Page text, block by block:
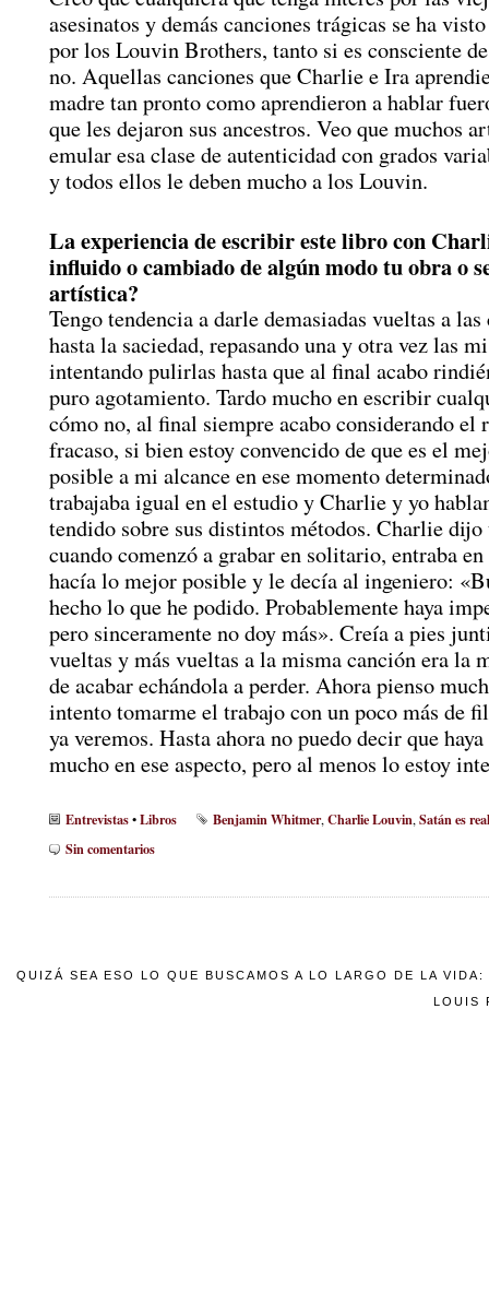
asesinatos y demás canciones trágicas se ha
por los Louvin Brothers, tanto si es consciente
no. Aquellas canciones que Charlie e Ira
madre tan pronto como aprendieron a hablar
que les dejaron sus ancestros. Veo que muchos
emular esa clase de autenticidad con grados
y todos ellos le deben mucho a los Louvin.
La experiencia de escribir este libro con
influido o cambiado de algún modo tu obra o
artística?
Tengo tendencia a darle demasiadas vueltas a las
hasta la saciedad, repasando una y otra vez las
intentando pulirlas hasta que al final acabo
puro agotamiento. Tardo mucho en escribir
cómo no, al final siempre acabo considerando el
fracaso, si bien estoy convencido de que es el
posible a mi alcance en ese momento
trabajaba igual en el estudio y Charlie y yo
tendido sobre sus distintos métodos. Charlie dijo
cuando comenzó a grabar en solitario, entraba
hacía lo mejor posible y le decía al ingeniero:
hecho lo que he podido. Probablemente haya
pero sinceramente no doy más». Creía a pies
vueltas y más vueltas a la misma canción era la
de acabar echándola a perder. Ahora pienso
intento tomarme el trabajo con un poco más de
ya veremos. Hasta ahora no puedo decir que haya
mucho en ese aspecto, pero al menos lo estoy
Entrevistas•Libros Benjamin Whitmer, Charlie Louvin, Satán es real
Sin comentarios
QUIZÁ SEA ESO LO QUE BUSCAMOS A LO LARGO DE LA
LOUIS